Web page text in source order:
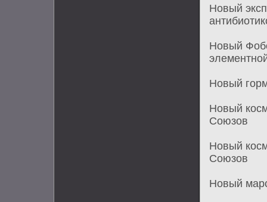
Новый
Новый
Новый
Новый
Союзов
Новый
Союзов
Новый